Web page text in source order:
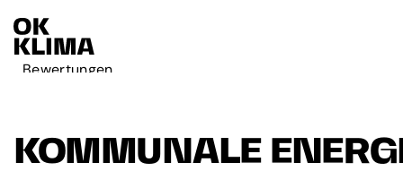
Bewertungen
Kontakt
KOMMUNALE